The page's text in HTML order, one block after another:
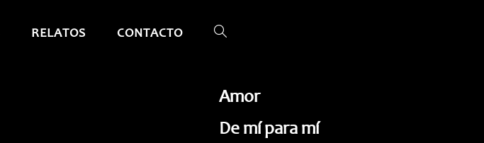
RELATOS CONTACTO ALTERNAR
WEB
Amor
De mí para mí